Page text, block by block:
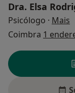
Dra. Elsa
Psicólogo · Mais
Coimbra 1